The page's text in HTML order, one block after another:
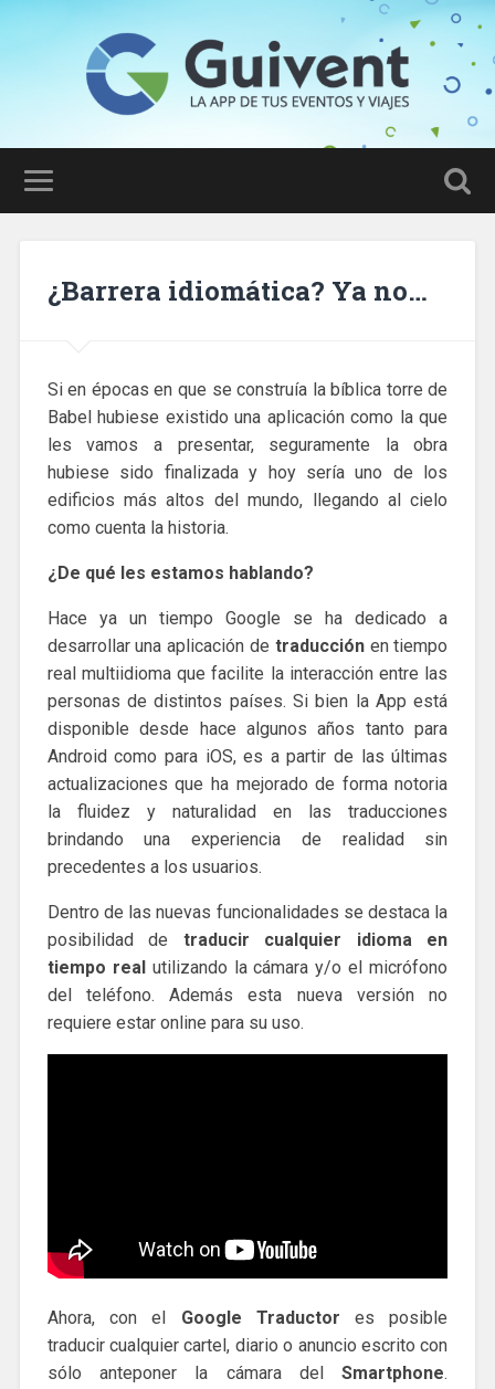
¿Barrera idiomática? Ya no…
Si en épocas en que se construía la bíblica torre de
Babel hubiese existido una aplicación como la que
les vamos a presentar, seguramente la obra
hubiese sido finalizada y hoy sería uno de los
edificios más altos del mundo, llegando al cielo
como cuenta la historia.
¿De qué les estamos hablando?
Hace ya un tiempo Google se ha dedicado a
desarrollar una aplicación de traducciónen tiempo
real multiidioma que facilite la interacción entre las
personas de distintos países. Si bien la App está
disponible desde hace algunos años tanto para
Android como para iOS, es a partir de las últimas
actualizaciones que ha mejorado de forma notoria
la fluidez y naturalidad en las traducciones
brindando una experiencia de realidad sin
precedentes a los usuarios.
Dentro de las nuevas funcionalidades se destaca la
posibilidad de traducir cualquier idioma en
tiempo realutilizando la cámara y/o el micrófono
del teléfono. Además esta nueva versión no
requiere estar online para su uso.
Ahora, con el Google Traductor es posible
traducir cualquier cartel, diario o anuncio escrito con
sólo anteponer la cámara delSmartphone.